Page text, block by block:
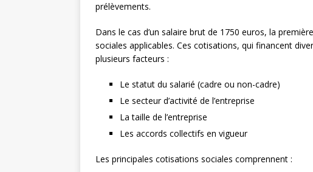
prélèvements.
Dans le cas d’un salaire brut de 1750 euros, la
sociales applicables. Ces cotisations, qui financent
plusieurs facteurs :
Le statut du salarié (cadre ou non-cadre)
Le secteur d’activité de l’entreprise
La taille de l’entreprise
Les accords collectifs en vigueur
Les principales cotisations sociales comprennent :